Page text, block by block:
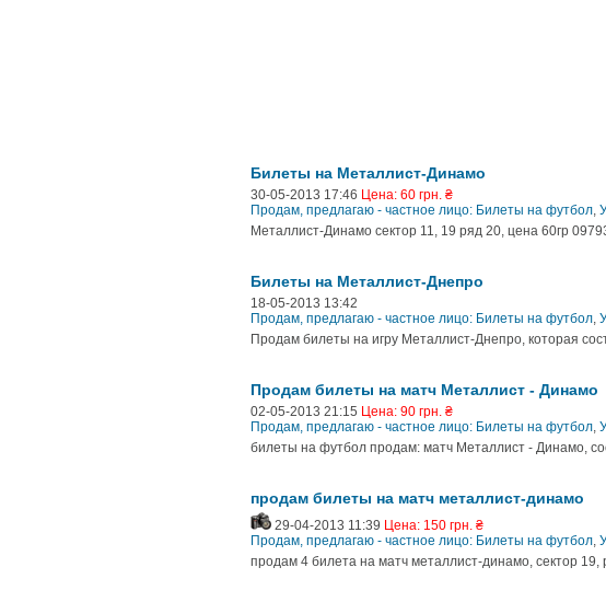
Билеты на Металлист-Динамо
30-05-2013 17:46 Цена: 60 грн. ₴
Продам, предлагаю - частное лицо: Билеты на футбол,
Металлист-Динамо сектор 11, 19 ряд 20, цена 60гр
Билеты на Металлист-Днепро
18-05-2013 13:42
Продам, предлагаю - частное лицо: Билеты на футбол,
Продам билеты на игру Металлист-Днепро, которая
Продам билеты на матч Металлист - Динамо
02-05-2013 21:15 Цена: 90 грн. ₴
Продам, предлагаю - частное лицо: Билеты на футбол,
билеты на футбол продам: матч Металлист - Динамо,
продам билеты на матч металлист-динамо
29-04-2013 11:39 Цена: 150 грн. ₴
Продам, предлагаю - частное лицо: Билеты на футбол,
продам 4 билета на матч металлист-динамо, сектор